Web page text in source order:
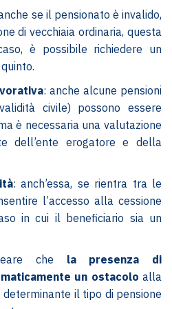
se il pensionato è invalido,
di vecchiaia ordinaria, questa
è possibile richiedere un
: anche alcune pensioni
civile) possono essere
è necessaria una valutazione
dell’ente erogatore e della
: anch’essa, se rientra tra le
l’accesso alla cessione
in cui il beneficiario sia un
che la presenza di
un ostacolo alla
il tipo di pensione